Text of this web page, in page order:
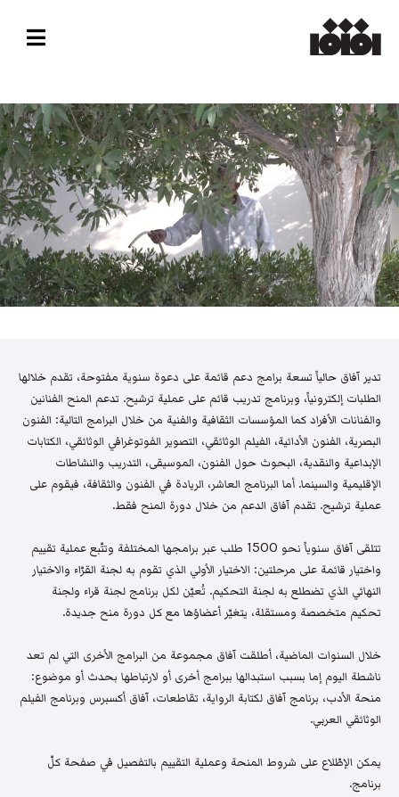
تدير آفاق حالياً تسعة برامج دعم قائمة على دعوة سنوية مفتوحة، تقدم خلالها
الطلبات إلكترونياً، وبرنامج تدريب قائم على عملية ترشيح. تدعم المنح الفنانين
والفنانات الأفراد كما المؤسسات الثقافية والفنية من خلال البرامج التالية: الفنون
البصرية، الفنون الأدائية، الفيلم الوثائقي، التصوير الفوتوغرافي الوثائقي، الكتابات
الإبداعية والنقدية، البحوث حول الفنون، الموسيقى، التدريب والنشاطات
الإقليمية والسينما. أما البرنامج العاشر، الريادة في الفنون والثقافة، فيقوم على
عملية ترشيح. تقدم آفاق الدعم من خلال دورة المنح فقط.
تتلقى آفاق سنوياً نحو 1500 طلب عبر برامجها المختلفة وتتّبع عملية تقييم
واختيار قائمة على مرحلتين: الاختيار الأولي الذي تقوم به لجنة القرّاء والاختيار
النهائي الذي تضطلع به لجنة التحكيم. تُعيّن لكل برنامج لجنة قراء ولجنة
تحكيم متخصصة ومستقلة، يتغيّر أعضاؤها مع كل دورة منح جديدة.
خلال السنوات الماضية، أطلقت آفاق مجموعة من البرامج الأخرى التي لم تعد
ناشطة اليوم إما بسبب استبدالها ببرامج أخرى أو لارتباطها بحدث أو موضوع:
منحة الأدب، برنامج آفاق لكتابة الرواية، تقاطعات، آفاق أكسبرس وبرنامج الفيلم
الوثائقي العربي.
يمكن الإطّلاع على شروط المنحة وعملية التقييم بالتفصيل في صفحة كلّ
برنامج.